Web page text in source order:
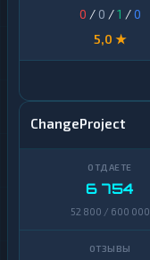
0 / 0 /1 /0
5,0 ★
ChangeProject
6 754
52 800 / 600 000